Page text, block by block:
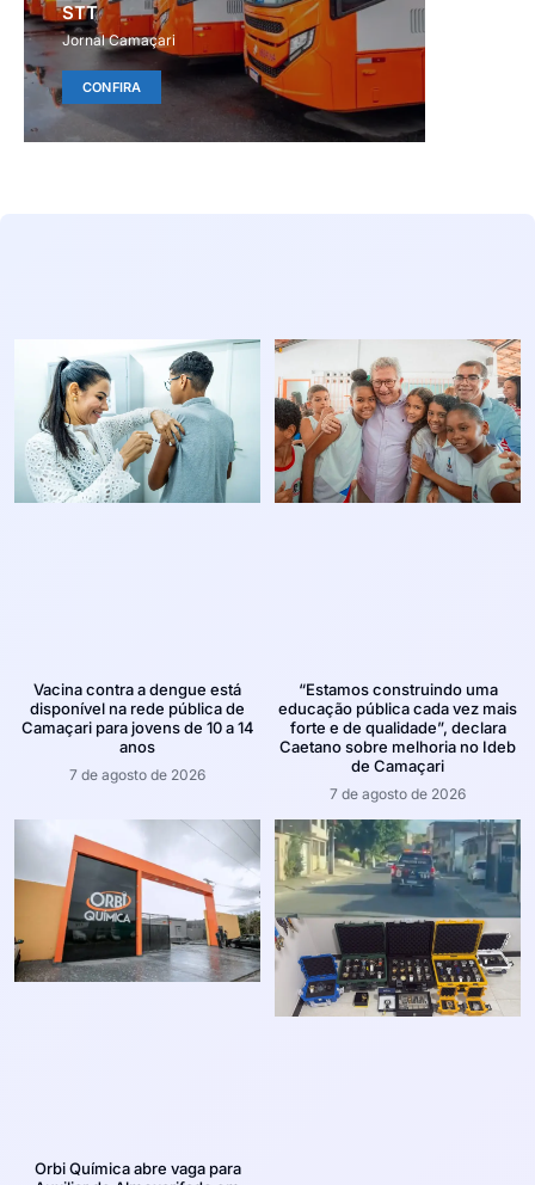
STT
Jornal Camaçari
CONFIRA
Vacina contra a dengue está
disponível na rede pública de
Camaçari para jovens de 10 a 14
anos
7 de agosto de 2026
“Estamos construindo uma
educação pública cada vez mais
forte e de qualidade”, declara
Caetano sobre melhoria no Ideb
de Camaçari
7 de agosto de 2026
Orbi Química abre vaga para